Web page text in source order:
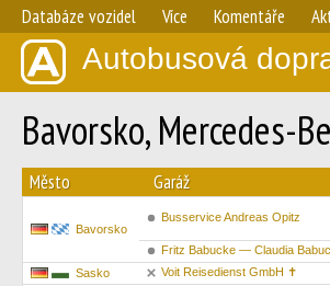
Databáze vozidel Více Komentáře
Autobusová
Bavorsko, Mercedes-
Město Garáž
Bavorsko
Busservice Andreas Opitz
Fritz Babucke — Claudia
Sasko
Voit Reisedienst GmbH ✝︎